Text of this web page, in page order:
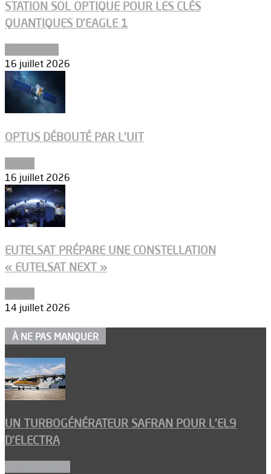
STATION SOL OPTIQUE POUR LES CLÉS
QUANTIQUES D’EAGLE 1
16 juillet 2026
OPTUS DÉBOUTÉ PAR L’UIT
16 juillet 2026
EUTELSAT PRÉPARE UNE CONSTELLATION
« EUTELSAT NEXT »
14 juillet 2026
À NE PAS MANQUER
UN TURBOGÉNÉRATEUR SAFRAN POUR L’EL9
D’ELECTRA